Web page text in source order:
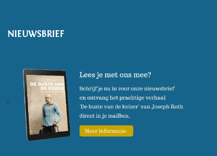
NIEUWSBRIEF